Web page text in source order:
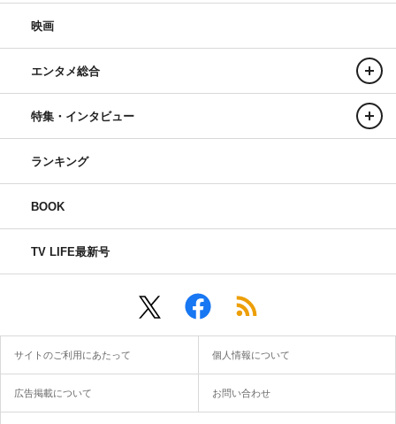
映画
エンタメ総合
特集・インタビュー
ランキング
BOOK
TV LIFE最新号
サイトのご利用にあたって 個人情報について
広告掲載について お問い合わせ